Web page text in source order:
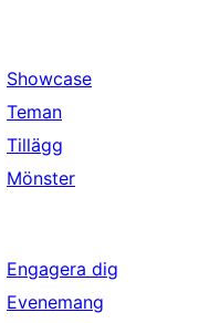
Showcase
Teman
Tillägg
Mönster
Engagera dig
Evenemang